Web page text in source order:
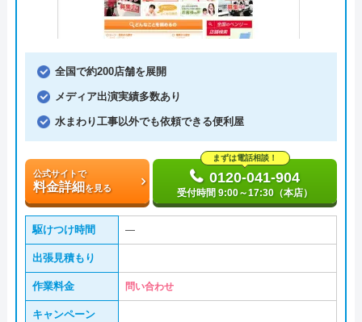
全国で約200店舗を展開
メディア出演実績多数あり
水まわり工事以外でも依頼できる便利屋
公式サイトで
料金詳細を見る
まずは電話相談！
0120-041-904
受付時間 9:00～17:30（本店）
駆けつけ時間 ―
出張見積もり
作業料金 問い合わせ
キャンペーン